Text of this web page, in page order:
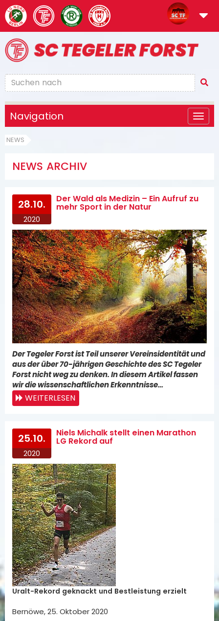
Navigation
NEWS
NEWS ARCHIV
28.10.
2020
Der Wald als Medizin – Ein Aufruf zu
mehr Sport in der Natur
Der Tegeler Forst ist Teil unserer Vereinsidentität und
aus der über 70-jährigen Geschichte des SC Tegeler
Forst nicht weg zu denken. In diesem Artikel fassen
wir die wissenschaftlichen Erkenntnisse…
WEITERLESEN
25.10.
2020
Niels Michalk stellt einen Marathon
LG Rekord auf
Uralt-Rekord geknackt und Bestleistung erzielt
Bernöwe, 25. Oktober 2020